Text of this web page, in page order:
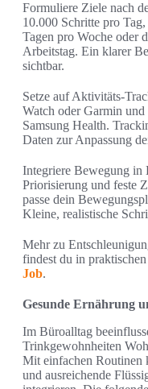
Formuliere Ziele nach
10.000 Schritte pro
Tagen pro Woche oder
Arbeitstag. Ein klarer
sichtbar.
Setze auf Aktivitäts-
Watch oder Garmin
Samsung Health.
Daten zur Anpassung
Integriere Bewegung in
Priorisierung und feste
passe dein
Kleine, realistische
Mehr zu
findest du in
Job.
Gesunde Ernährung
Im Büroalltag
Trinkgewohnheiten
Mit einfachen Routinen
und ausreichende